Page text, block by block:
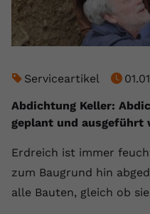
Serviceartikel
Abdichtung Keller:
geplant und ausgeführt
Erdreich ist immer
zum Baugrund hin
alle Bauten, gleich ob